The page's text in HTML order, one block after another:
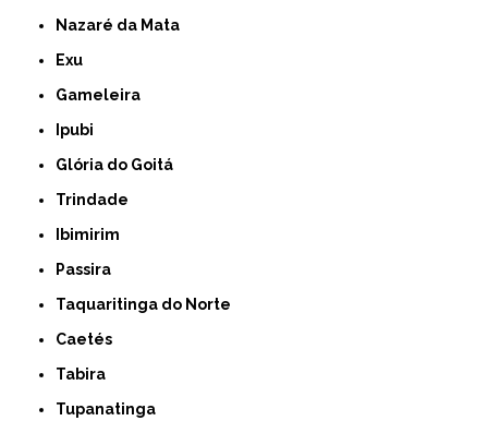
Nazaré da Mata
Exu
Gameleira
Ipubi
Glória do Goitá
Trindade
Ibimirim
Passira
Taquaritinga do Norte
Caetés
Tabira
Tupanatinga